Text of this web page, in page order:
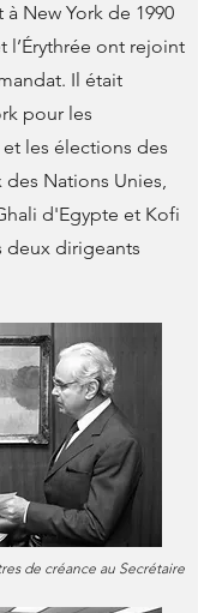
New York de 1990
l’Érythrée ont rejoint
Il était
pour les
les élections des
des Nations Unies,
d'Egypte et Kofi
deux dirigeants
de créance au Secrétaire